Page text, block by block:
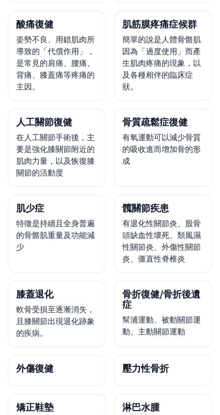
酸痛復健
姿勢不良、用錯肌肉所
導致的「代償作用」，
是常見的肩痛、腰痛、
背痛、膝蓋痛等疼痛的
主因。
肌筋膜疼痛症候群
簡單的說是人體骨骼肌
因為「過度使用」而產
生肌肉疼痛的現象，以
及各種相伴的臨床症
狀。
人工關節復健
在人工關節手術後，主
要是強化膝關節附近的
肌肉力量，以及恢復膝
關節的活動度
骨質疏鬆症復健
有氧運動可以減少骨質
的吸收進而增加骨的形
成
肌少症
特徵是持續且全身普遍
的骨骼肌重量及功能減
少
髖關節疾患
有退化性關節炎、股骨
頭缺血性壞死、類風濕
性關節炎、外傷性關節
炎、僵直性脊椎炎
膝蓋退化
軟骨受損至逐漸消失，
且膝關節出現退化跡象
的疾病。
骨折復健/骨折後遺
症
幫浦運動、被動關節運
動、主動關節運動
外傷復健 壓力性骨折
矯正鞋墊 淋巴水腫